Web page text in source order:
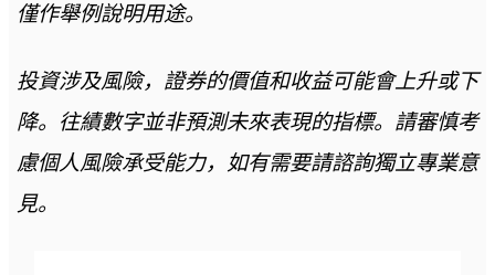
僅作舉例說明用途。
投資涉及風險，證券的價值和收益可能會上升或下
降。往績數字並非預測未來表現的指標。請審慎考
慮個人風險承受能力，如有需要請諮詢獨立專業意
見。